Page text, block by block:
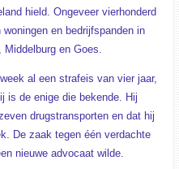
hield. Ongeveer vierhonderd
en bedrijfspanden in
en Goes.
al een strafeis van vier jaar,
is de enige die bekende. Hij
drugstransporten en dat hij
De zaak tegen één verdachte
nieuwe advocaat wilde.